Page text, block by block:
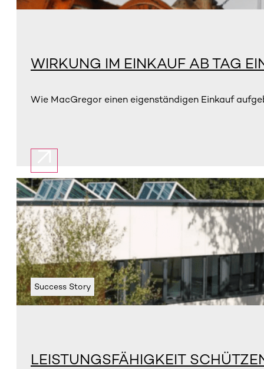
WIRKUNG IM EINKAUF AB TAG
Wie MacGregor einen eigenständigen Einkauf
Success Story
LEISTUNGSFÄHIGKEIT